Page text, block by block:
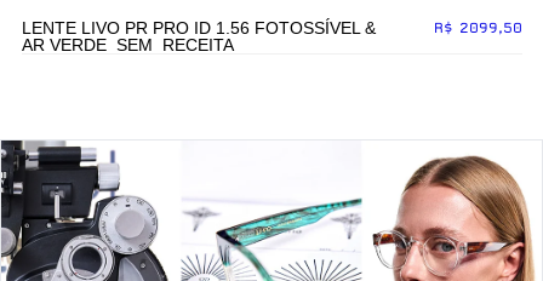
LENTE LIVO PR PRO ID 1.56 FOTOSSÍVEL &
AR VERDE_SEM_RECEITA
R$ 2099,50